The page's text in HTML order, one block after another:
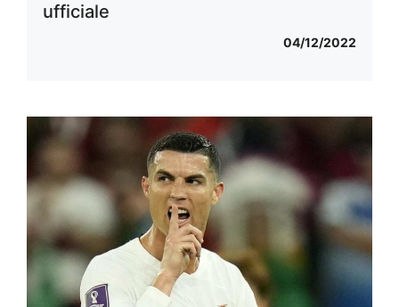
ufficiale
04/12/2022